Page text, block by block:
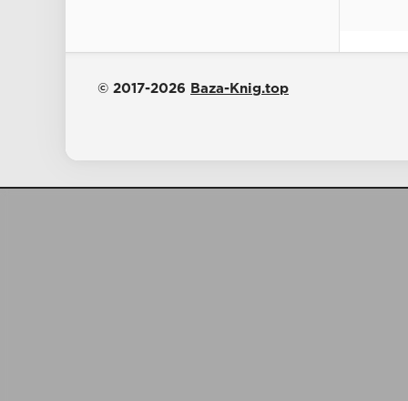
© 2017-2026 Baza-Knig.top